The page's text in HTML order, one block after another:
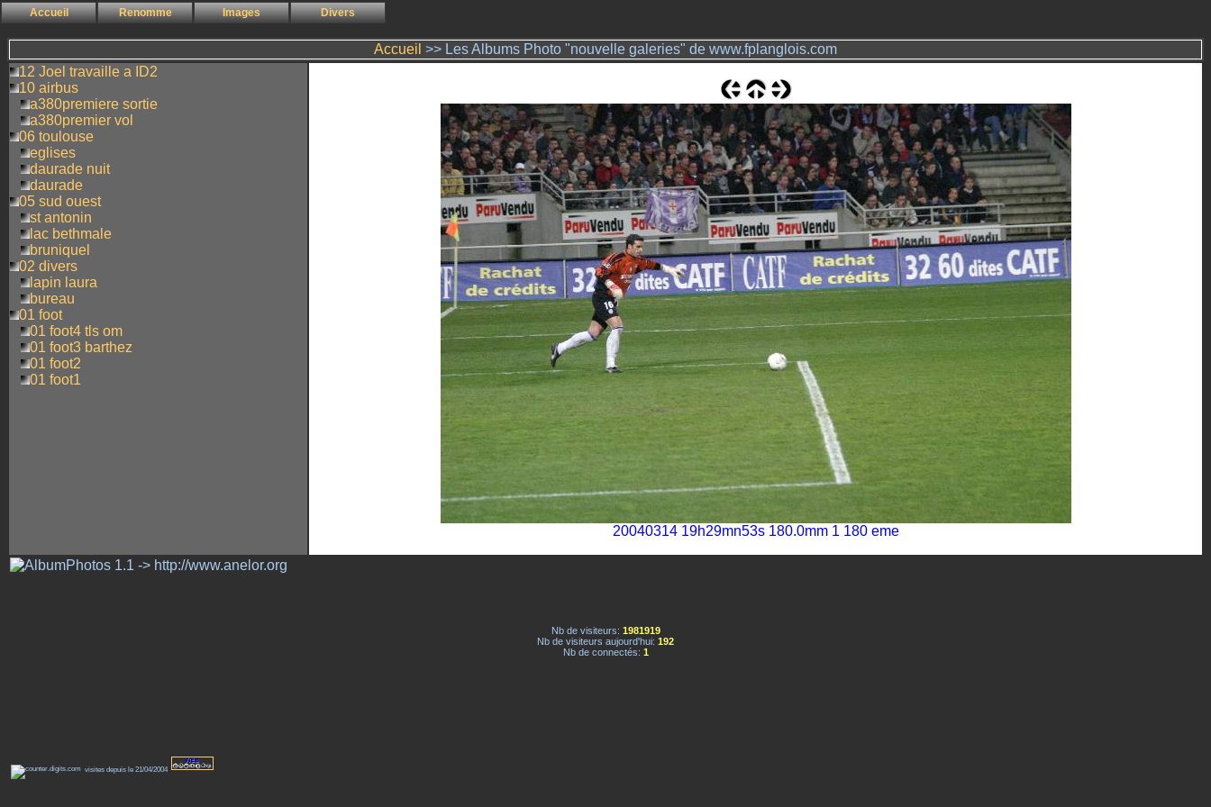
Accueil Renomme Images Divers
Accueil >> Les Albums Photo "nouvelle galeries" de www.fplanglois.com
12 Joel travaille a ID2
10 airbus
a380premiere sortie
a380premier vol
06 toulouse
eglises
daurade nuit
daurade
05 sud ouest
st antonin
lac bethmale
bruniquel
02 divers
lapin laura
bureau
01 foot
01 foot4 tls om
01 foot3 barthez
01 foot2
01 foot1
20040314 19h29mn53s 180.0mm 1 180 eme
Nb de visiteurs: 1981919
Nb de visiteurs aujourd'hui: 192
Nb de connectés: 1
visites depuis le 21/04/2004